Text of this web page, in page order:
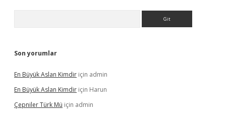
Son yorumlar
En Büyük Aslan Kimdir için admin
En Büyük Aslan Kimdir için Harun
Çepniler Türk Mü için admin